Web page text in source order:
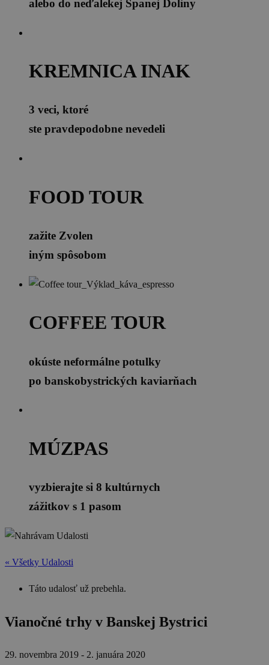
alebo do neďalekej Španej Doliny
KREMNICA INAK
3 veci, ktoré
ste pravdepodobne nevedeli
FOOD TOUR
zažite Zvolen
iným spôsobom
COFFEE TOUR
okúste neformálne potulky
po banskobystrických kaviarňach
MÚZPAS
vyzbierajte si 8 kultúrnych
zážitkov s 1 pasom
« Všetky Udalosti
Táto udalosť už prebehla.
Vianočné trhy v Banskej Bystrici
29. novembra 2019 - 2. januára 2020